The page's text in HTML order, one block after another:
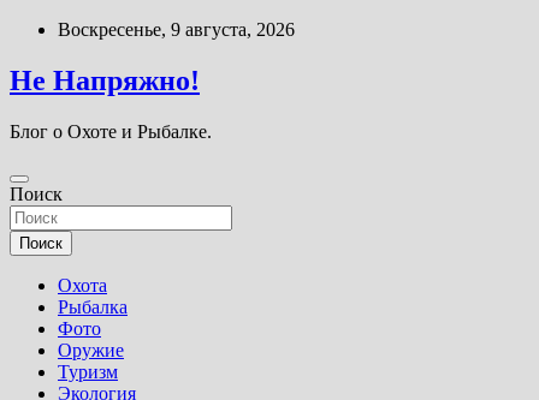
Перейти
содержимому
Воскресенье, 9 августа, 2026
Не Напряжно!
Блог о Охоте и Рыбалке.
Поиск
Поиск
Охота
Рыбалка
Фото
Оружие
Туризм
Экология